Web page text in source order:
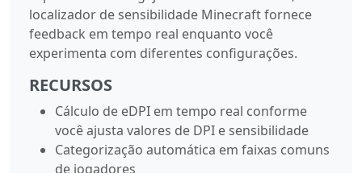
localizador de sensibilidade Minecraft fornece
feedback em tempo real enquanto você
experimenta com diferentes configurações.
RECURSOS
Cálculo de eDPI em tempo real conforme
você ajusta valores de DPI e sensibilidade
Categorização automática em faixas comuns
de jogadores